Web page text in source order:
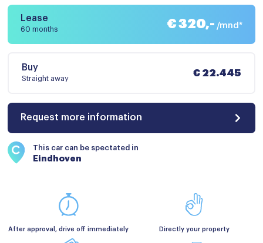
Lease
60 months € 320,- /mnd*
Buy
Straight away
€ 22.445
Request more information
This car can be spectated in
Eindhoven
After approval, drive off immediately Directly your property